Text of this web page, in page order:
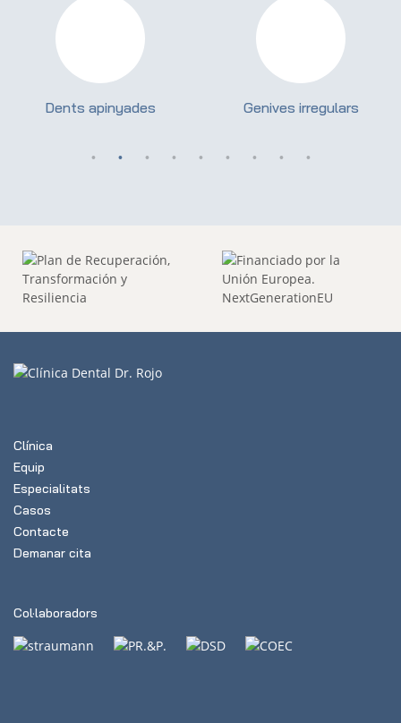
Dents apinyades Genives irregulars
Clínica
Equip
Especialitats
Casos
Contacte
Demanar cita
Col·laboradors